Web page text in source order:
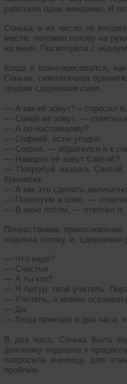
работали одни женщины. И
Сонька, в их число не
месте, положив голову на
на меня. Посмотрела с
Когда я поинтересовался,
Соньки, симпатичная
трудом сдерживая смех.
— А как её зовут? – спросил
— Соней её зовут, — ответила
— А по-настоящему?
— Софией, если угодно.
— София, — обратился я к
— Наверно её зовут Светой?
— Попробуй назвать
брюнетка.
— А как это сделать
— Поцелуем в шею, —
— В шею потом, — ответил я,
Почувствовав
подняла голову, и, сдерживая
— Что надо?
— Счастья.
— А ты кто?
— Я Артур, твой учитель.
— Учитель, а можно
— Да.
— Тогда приходи в два часа,
В два часа, Сонька была
деловому подошла к
попросила книжицу, для
проблем.